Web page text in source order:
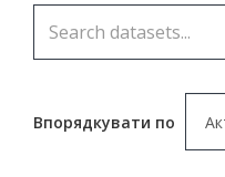
Впорядкувати по